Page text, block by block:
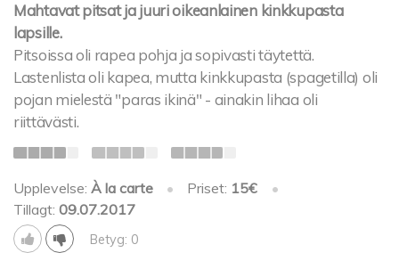
Mahtavat pitsat ja juuri oikeanlainen kinkkupasta
lapsille.
Pitsoissa oli rapea pohja ja sopivasti täytettä.
Lastenlista oli kapea, mutta kinkkupasta (spagetilla) oli
pojan mielestä "paras ikinä" - ainakin lihaa oli
riittävästi.
Upplevelse: À la carte • Priset: 15€
•
Tillagt: 09.07.2017
Betyg: 0